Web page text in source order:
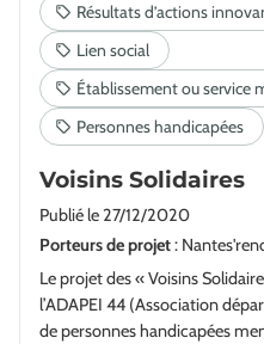
Voisins Solidaires
Publié le 27/12/2020
Porteurs de projet:
Le projet des « Voisins
l’ADAPEI 44 (Association
de personnes handicapées